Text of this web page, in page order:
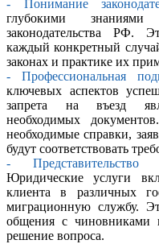
- Понимание
глубокими
законодательства РФ.
каждый конкретный
законах и практике их
- Профессиональная
ключевых аспектов
запрета на въезд
необходимых
необходимые справки,
будут соответствовать
- Представительство
Юридические услуги
клиента в различных
миграционную службу.
общения с
решение вопроса.